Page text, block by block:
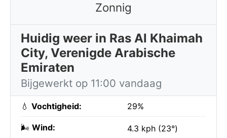
Zonnig
Huidig weer in Ras Al Khaimah
City, Verenigde Arabische
Emiraten
Bijgewerkt op 11:00 vandaag
💧 Vochtigheid: 29%
🌬️ Wind: 4.3 kph (23°)